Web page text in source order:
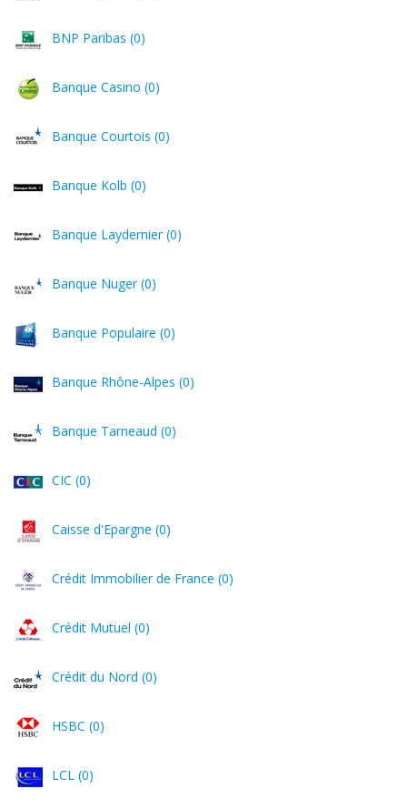
BNP Paribas (0)
Banque Casino (0)
Banque Courtois (0)
Banque Kolb (0)
Banque Laydernier (0)
Banque Nuger (0)
Banque Populaire (0)
Banque Rhône-Alpes (0)
Banque Tarneaud (0)
CIC (0)
Caisse d'Epargne (0)
Crédit Immobilier de France (0)
Crédit Mutuel (0)
Crédit du Nord (0)
HSBC (0)
LCL (0)